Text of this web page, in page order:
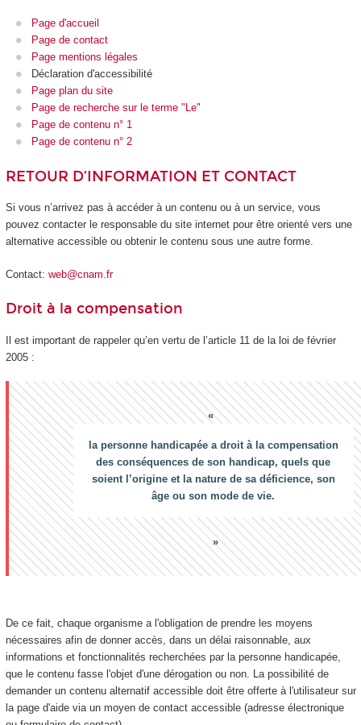
Page d'accueil
Page de contact
Page mentions légales
Déclaration d'accessibilité
Page plan du site
Page de recherche sur le terme "Le"
Page de contenu n° 1
Page de contenu n° 2
RETOUR D’INFORMATION ET CONTACT
Si vous n’arrivez pas à accéder à un contenu ou à un service, vous
pouvez contacter le responsable du site internet pour être orienté vers une
alternative accessible ou obtenir le contenu sous une autre forme.
Contact: web@cnam.fr
Droit à la compensation
Il est important de rappeler qu’en vertu de l’article 11 de la loi de février
2005 :
la personne handicapée a droit à la compensation
des conséquences de son handicap, quels que
soient l’origine et la nature de sa déficience, son
âge ou son mode de vie.
De ce fait, chaque organisme a l'obligation de prendre les moyens
nécessaires afin de donner accès, dans un délai raisonnable, aux
informations et fonctionnalités recherchées par la personne handicapée,
que le contenu fasse l'objet d'une dérogation ou non. La possibilité de
demander un contenu alternatif accessible doit être offerte à l'utilisateur sur
la page d'aide via un moyen de contact accessible (adresse électronique